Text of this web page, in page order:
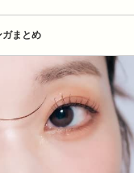
ガまとめ